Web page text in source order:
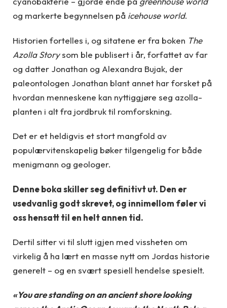
og markerte begynnelsen på icehouse world.
Historien fortelles i, og sitatene er fra boken The
Azolla Storysom ble publisert i år, forfattet av far
og datter Jonathan og Alexandra Bujak, der
paleontologen Jonathan blant annet har forsket på
hvordan menneskene kan nyttiggjøre seg azolla-
planten i alt fra jordbruk til romforskning.
Det er et heldigvis et stort mangfold av
populærvitenskapelig bøker tilgengelig for både
menigmann og geologer.
Denne boka skiller seg definitivt ut. Den er
usedvanlig godt skrevet, og innimellom føler vi
oss hensatt til en helt annen tid.
Dertil sitter vi til slutt igjen med vissheten om
virkelig å ha lært en masse nytt om Jordas historie
generelt – og en svært spesiell hendelse spesielt.
«You are standing on an ancient shore looking